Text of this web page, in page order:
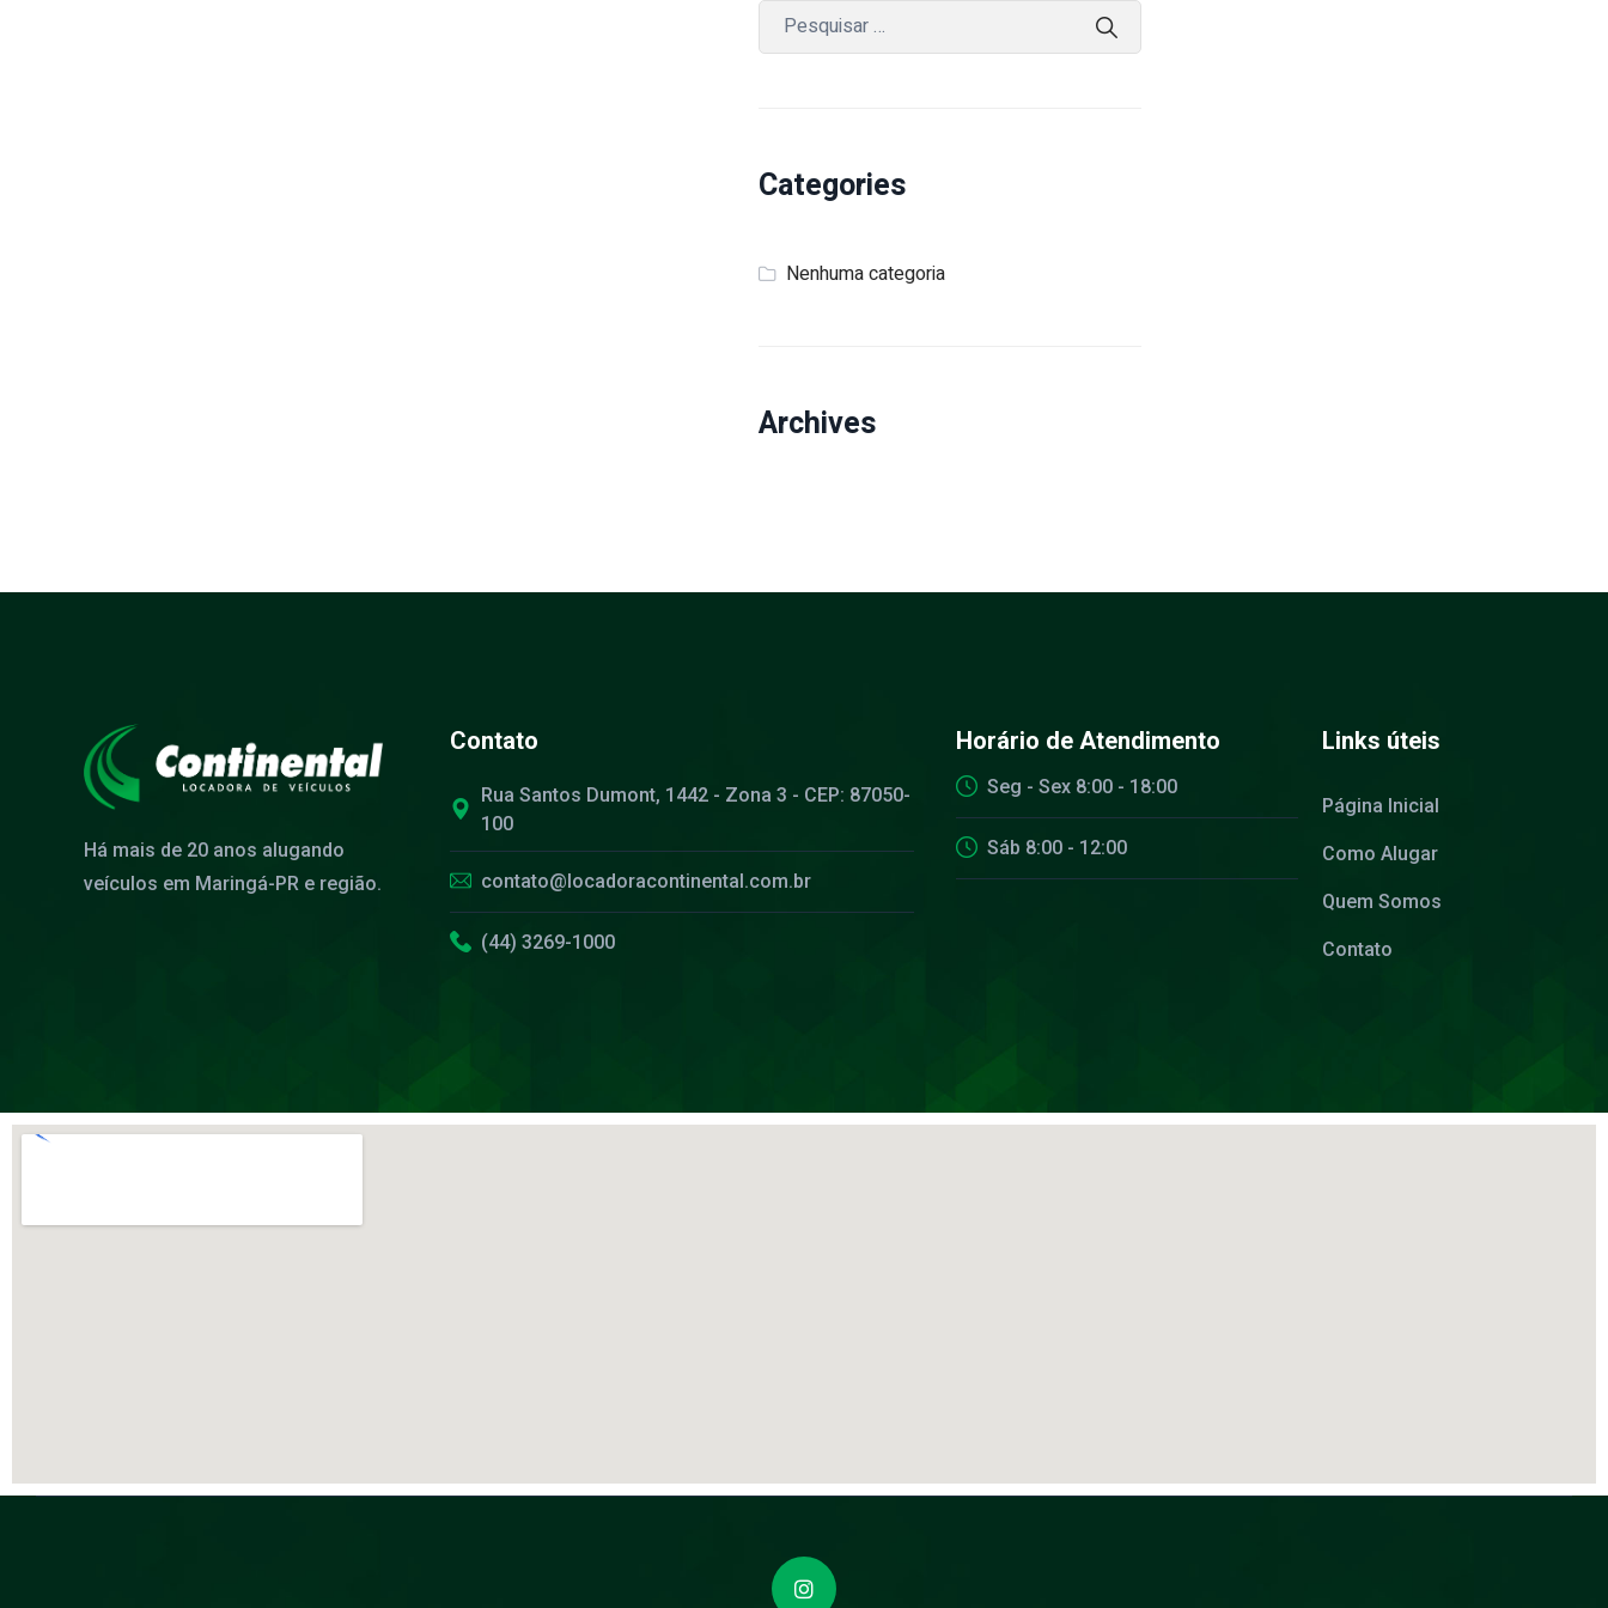
Categories
Nenhuma categoria
Archives
Há mais de 20 anos alugando
veículos em Maringá-PR e região.
Contato
Rua Santos Dumont, 1442 - Zona 3 - CEP: 87050-
100
contato@locadoracontinental.com.br
(44) 3269-1000
Horário de Atendimento
Seg - Sex 8:00 - 18:00
Sáb 8:00 - 12:00
Links úteis
Página Inicial
Como Alugar
Quem Somos
Contato